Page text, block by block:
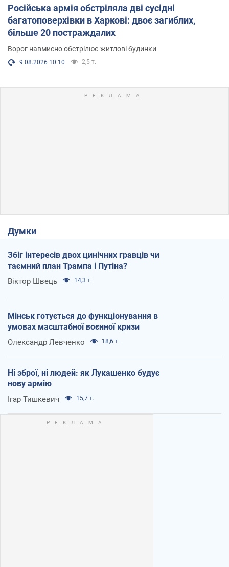
Російська армія обстріляла дві сусідні
багатоповерхівки в Харкові: двоє загиблих,
більше 20 постраждалих
Ворог навмисно обстрілює житлові будинки
9.08.2026 10:10 2,5 т.
Думки
Збіг інтересів двох цинічних гравців чи
таємний план Трампа і Путіна?
Віктор Швець 14,3 т.
Мінськ готується до функціонування в
умовах масштабної воєнної кризи
Олександр Левченко 18,6 т.
Ні зброї, ні людей: як Лукашенко будує
нову армію
Ігар Тишкевич 15,7 т.